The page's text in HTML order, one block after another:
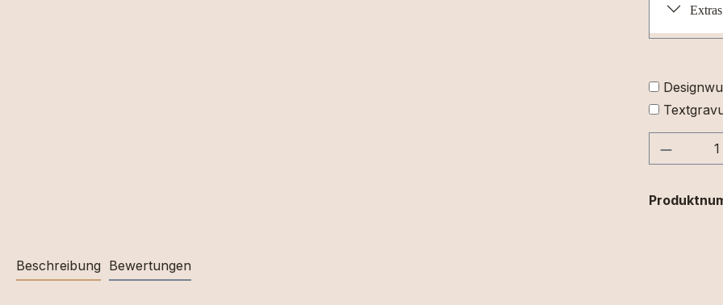
Extras
Beschreibung Bewertungen